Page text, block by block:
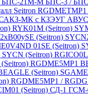
Seitron RGDMETMP1
МК с КЗЭУГ
RYK01M (Seitron)
(Seitron)
01SE (Seitron)
SYCN (Seitron)
RGDME5MP1
(Seitron)
RGDME5MP1 /
(Seitron) СД-1 ГСМ-